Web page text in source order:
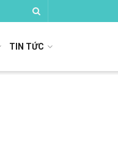
TIN TỨC